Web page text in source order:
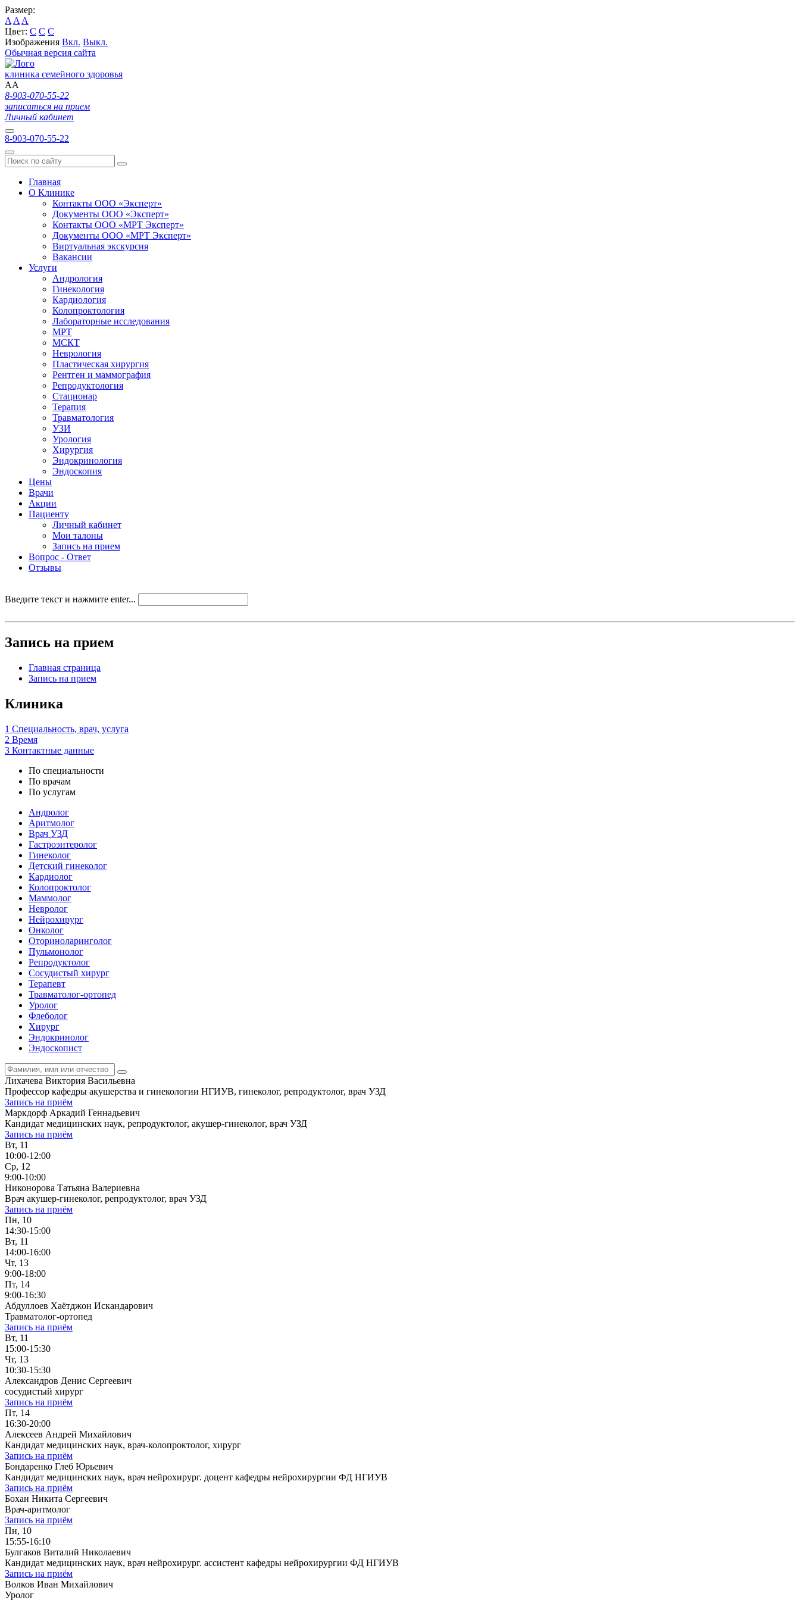
Размер:
A A A
Цвет: C C C
Изображения Вкл. Выкл.
Обычная версия сайта
клиника семейного здоровья
AA
8-903-070-55-22
записаться на прием
Личный кабинет
8-903-070-55-22
Главная
О Клинике
Контакты ООО «Эксперт»
Документы ООО «Эксперт»
Контакты ООО «МРТ Эксперт»
Документы ООО «МРТ Эксперт»
Виртуальная экскурсия
Вакансии
Услуги
Андрология
Гинекология
Кардиология
Колопроктология
Лабораторные исследования
МРТ
МСКТ
Неврология
Пластическая хирургия
Рентген и маммография
Репродуктология
Стационар
Терапия
Травматология
УЗИ
Урология
Хирургия
Эндокринология
Эндоскопия
Цены
Врачи
Акции
Пациенту
Личный кабинет
Мои талоны
Запись на прием
Вопрос - Ответ
Отзывы
Введите текст и нажмите enter...
Запись на прием
Главная страница
Запись на прием
Клиника
1 Специальность, врач, услуга
2 Время
3 Контактные данные
По специальности
По врачам
По услугам
Андролог
Аритмолог
Врач УЗД
Гастроэнтеролог
Гинеколог
Детский гинеколог
Кардиолог
Колопроктолог
Маммолог
Невролог
Нейрохирург
Онколог
Оториноларинголог
Пульмонолог
Репродуктолог
Сосудистый хирург
Терапевт
Травматолог-ортопед
Уролог
Флеболог
Хирург
Эндокринолог
Эндоскопист
Лихачева Виктория Васильевна
Профессор кафедры акушерства и гинекологии НГИУВ, гинеколог, репродуктолог, врач УЗД
Запись на приём
Маркдорф Аркадий Геннадьевич
Кандидат медицинских наук, репродуктолог, акушер-гинеколог, врач УЗД
Запись на приём
Вт, 11
10:00-12:00
Ср, 12
9:00-10:00
Никонорова Татьяна Валериевна
Врач акушер-гинеколог, репродуктолог, врач УЗД
Запись на приём
Пн, 10
14:30-15:00
Вт, 11
14:00-16:00
Чт, 13
9:00-18:00
Пт, 14
9:00-16:30
Абдуллоев Хаётджон Искандарович
Травматолог-ортопед
Запись на приём
Вт, 11
15:00-15:30
Чт, 13
10:30-15:30
Александров Денис Сергеевич
сосудистый хирург
Запись на приём
Пт, 14
16:30-20:00
Алексеев Андрей Михайлович
Кандидат медицинских наук, врач-колопроктолог, хирург
Запись на приём
Бондаренко Глеб Юрьевич
Кандидат медицинских наук, врач нейрохирург. доцент кафедры нейрохирургии ФД НГИУВ
Запись на приём
Бохан Никита Сергеевич
Врач-аритмолог
Запись на приём
Пн, 10
15:55-16:10
Булгаков Виталий Николаевич
Кандидат медицинских наук, врач нейрохирург. ассистент кафедры нейрохирургии ФД НГИУВ
Запись на приём
Волков Иван Михайлович
Уролог